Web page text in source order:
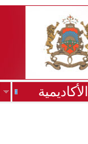
الأكاديمية